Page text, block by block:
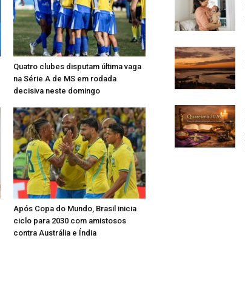
Quatro clubes disputam última vaga
na Série A de MS em rodada
decisiva neste domingo
Após Copa do Mundo, Brasil inicia
ciclo para 2030 com amistosos
contra Austrália e Índia